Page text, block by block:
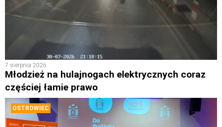
7 sierpnia 2026
Młodzież na hulajnogach elektrycznych coraz
częściej łamie prawo
OSTROWIEC